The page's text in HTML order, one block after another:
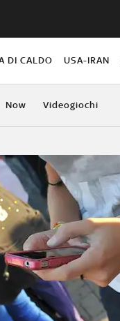
DI CALDO USA-IRAN
Now Videogiochi